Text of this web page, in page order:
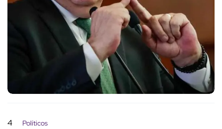
4 Políticos